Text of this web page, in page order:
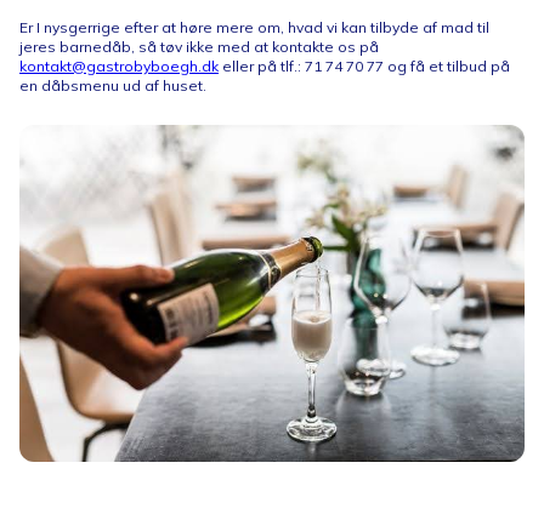
Er I nysgerrige efter at høre mere om, hvad vi kan tilbyde af mad til
jeres barnedåb, så tøv ikke med at kontakte os på
kontakt@gastrobyboegh.dk eller på tlf.: 71 74 70 77 og få et tilbud på
en dåbsmenu ud af huset.